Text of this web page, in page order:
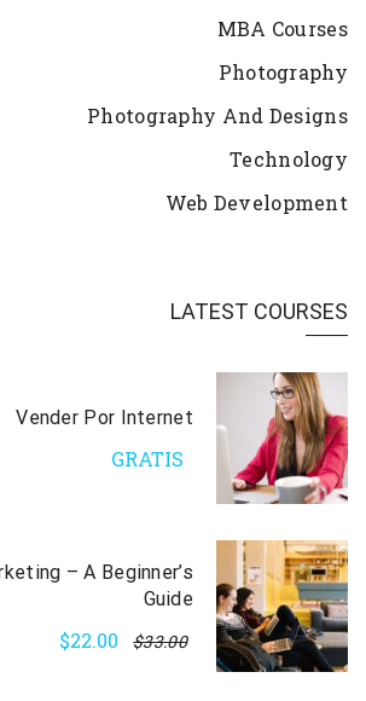
MBA Courses
Photography
Photography And Designs
Technology
Web Development
LATEST COURSES
Vender Por Internet
GRATIS
– A Beginner’s
Guide
$33.00
$22.00